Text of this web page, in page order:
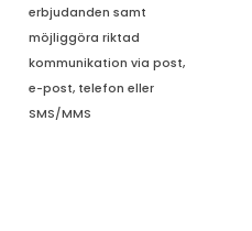
erbjudanden samt
möjliggöra riktad
kommunikation via post,
e-post, telefon eller
SMS/MMS